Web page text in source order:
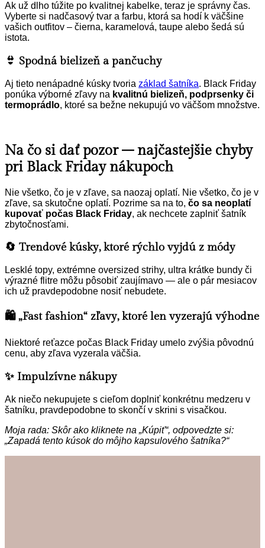
Ak už dlho túžite po kvalitnej kabelke, teraz je správny čas.
Vyberte si nadčasový tvar a farbu, ktorá sa hodí k väčšine
vašich outfitov – čierna, karamelová, taupe alebo šedá sú
istota.
👙 Spodná bielizeň a pančuchy
Aj tieto nenápadné kúsky tvoria základ šatníka. Black Friday
ponúka výborné zľavy na kvalitnú bielizeň, podprsenky či
termoprádlo, ktoré sa bežne nekupujú vo väčšom množstve.
Na čo si dať pozor – najčastejšie chyby
pri Black Friday nákupoch
Nie všetko, čo je v zľave, sa naozaj oplatí. Nie všetko, čo je v
zľave, sa skutočne oplatí. Pozrime sa na to, čo sa neoplatí
kupovať počas Black Friday, ak nechcete zaplniť šatník
zbytočnosťami.
🔄 Trendové kúsky, ktoré rýchlo vyjdú z módy
Lesklé topy, extrémne oversized strihy, ultra krátke bundy či
výrazné flitre môžu pôsobiť zaujímavo — ale o pár mesiacov
ich už pravdepodobne nosiť nebudete.
🛍️ „Fast fashion“ zľavy, ktoré len vyzerajú výhodne
Niektoré reťazce počas Black Friday umelo zvýšia pôvodnú
cenu, aby zľava vyzerala väčšia.
✨ Impulzívne nákupy
Ak niečo nekupujete s cieľom doplniť konkrétnu medzeru v
šatníku, pravdepodobne to skončí v skrini s visačkou.
Moja rada: Skôr ako kliknete na „Kúpiť“, odpovedzte si:
„Zapadá tento kúsok do môjho kapsulového šatníka?“